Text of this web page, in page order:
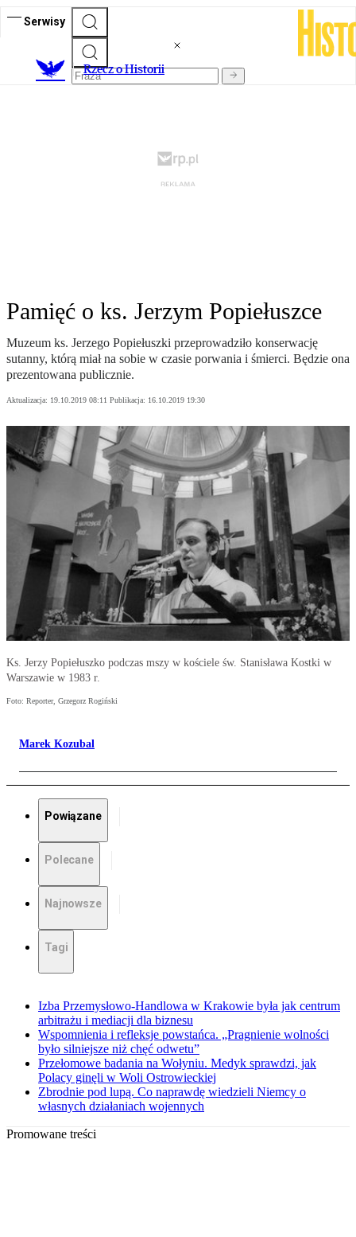
Serwisy
Rzecz o Historii
Pamięć o ks. Jerzym Popiełuszce
Muzeum ks. Jerzego Popiełuszki przeprowadziło konserwację
sutanny, którą miał na sobie w czasie porwania i śmierci. Będzie ona
prezentowana publicznie.
Aktualizacja: 19.10.2019 08:11 Publikacja: 16.10.2019 19:30
Ks. Jerzy Popiełuszko podczas mszy w kościele św. Stanisława Kostki w
Warszawie w 1983 r.
Foto: Reporter, Grzegorz Rogiński
Marek Kozubal
Powiązane
Polecane
Najnowsze
Tagi
Izba Przemysłowo-Handlowa w Krakowie była jak centrum
arbitrażu i mediacji dla biznesu
Wspomnienia i refleksje powstańca. „Pragnienie wolności
było silniejsze niż chęć odwetu”
Przełomowe badania na Wołyniu. Medyk sprawdzi, jak
Polacy ginęli w Woli Ostrowieckiej
Zbrodnie pod lupą. Co naprawdę wiedzieli Niemcy o
własnych działaniach wojennych
Promowane treści